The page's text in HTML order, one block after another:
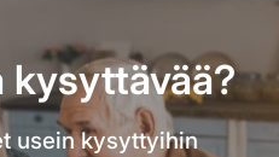
kysyttävää?
usein kysyttyihin